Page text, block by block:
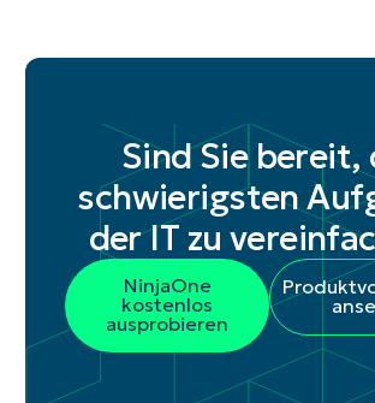
Sind Sie bereit,
schwierigsten
der IT zu
NinjaOne
kostenlos
ausprobieren